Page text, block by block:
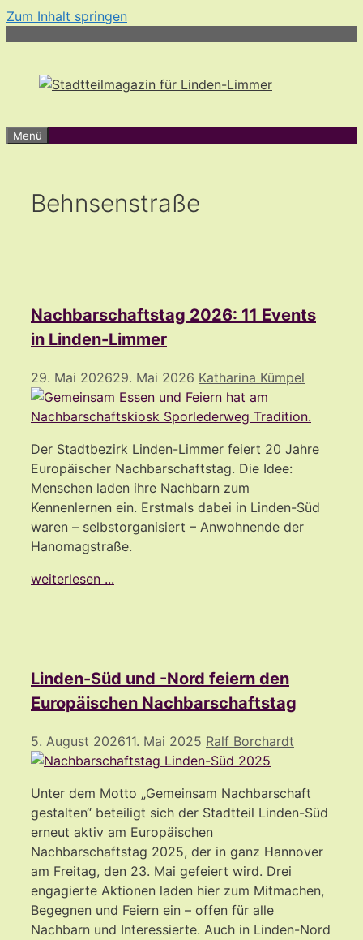
Zum Inhalt springen
Menü
Behnsenstraße
Nachbarschaftstag 2026: 11 Events
in Linden-Limmer
29. Mai 202629. Mai 2026 Katharina Kümpel
Der Stadtbezirk Linden-Limmer feiert 20 Jahre
Europäischer Nachbarschaftstag. Die Idee:
Menschen laden ihre Nachbarn zum
Kennenlernen ein. Erstmals dabei in Linden-Süd
waren – selbstorganisiert – Anwohnende der
Hanomagstraße.
weiterlesen ...
Linden-Süd und -Nord feiern den
Europäischen Nachbarschaftstag
5. August 202611. Mai 2025 Ralf Borchardt
Unter dem Motto „Gemeinsam Nachbarschaft
gestalten“ beteiligt sich der Stadtteil Linden-Süd
erneut aktiv am Europäischen
Nachbarschaftstag 2025, der in ganz Hannover
am Freitag, den 23. Mai gefeiert wird. Drei
engagierte Aktionen laden hier zum Mitmachen,
Begegnen und Feiern ein – offen für alle
Nachbarn und Interessierte. Auch in Linden-Nord